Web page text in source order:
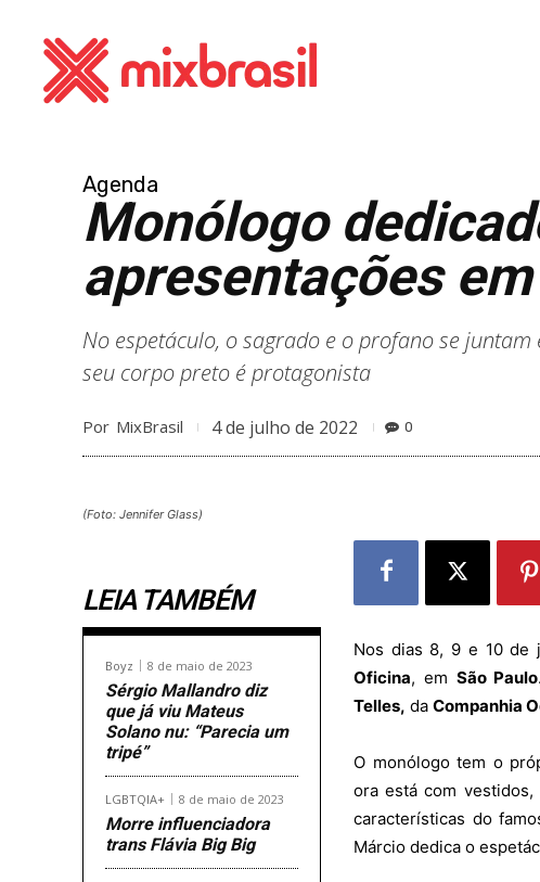
Agenda
Monólogo
apresentações
No espetáculo, o sagrado e o profano se
seu corpo preto é protagonista
Por MixBrasil 4 de julho de 2022 0
(Foto: Jennifer Glass)
LEIA TAMBÉM
Boyz 8 de maio de 2023
Sérgio Mallandro diz
que já viu Mateus
Solano nu: “Parecia um
tripé”
LGBTQIA+ 8 de maio de 2023
Morre influenciadora
trans Flávia Big Big
Nos dias 8, 9 e 10 de
Oficina, em São Paulo
Telles, da Companhia
O monólogo tem o
ora está com vestidos,
características do
Márcio dedica o